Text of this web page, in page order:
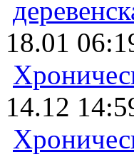
18.01
14.12